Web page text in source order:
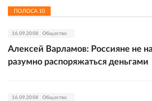
ПОЛОСА 10
16.09.2008 Общество
Алексей Варламов: Россияне не
разумно распоряжаться деньгами
16.09.2008 Общество